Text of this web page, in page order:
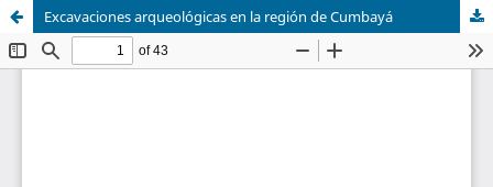
Excavaciones arqueológicas en la región de Cumbayá